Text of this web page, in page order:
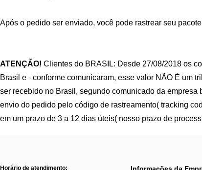
Após o pedido ser enviado, você pode rastrear seu
ATENÇÃO! Clientes do BRASIL: Desde 27/08/2018 os
Brasil e - conforme comunicaram, esse valor NÃO É um
ser recebido no Brasil, segundo comunicado da
envio do pedido pelo código de rastreamento( tracking
em um prazo de 3 a 12 dias úteis( nosso prazo de
Horário de atendimento: